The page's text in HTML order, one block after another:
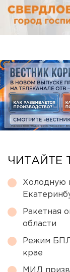
ЧИТАЙТЕ
Холодную
Ракетная
области
Режим
крае
МИД